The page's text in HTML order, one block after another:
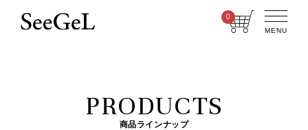
0
MENU
PRODUCTS
商品ラインナップ